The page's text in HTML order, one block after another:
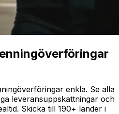
enkla. Se alla
leveransuppskattningar och
Skicka till 190+ länder i